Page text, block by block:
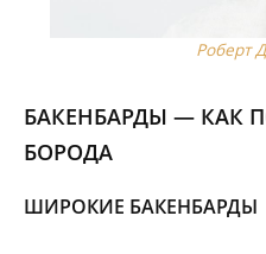
Роберт
БАКЕНБАРДЫ — КАК
БОРОДА
ШИРОКИЕ БАКЕНБАРДЫ